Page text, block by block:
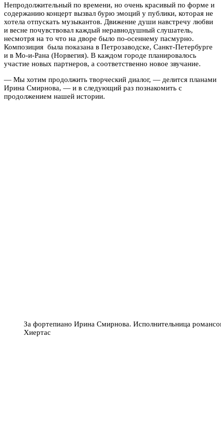
Непродолжительный по времени, но очень красивый по форме и
содержанию концерт вызвал бурю эмоций у публики, которая не
хотела отпускать музыкантов. Движение души навстречу любви
и весне почувствовал каждый неравнодушный слушатель,
несмотря на то что на дворе было по-осеннему пасмурно.
Композиция была показана в Петрозаводске, Санкт-Петербурге
и в Мо-и-Рана (Норвегия). В каждом городе планировалось
участие новых партнеров, а соответственно новое звучание.
— Мы хотим продолжить творческий диалог, — делится планами
Ирина Смирнова, — и в следующий раз познакомить с
продолжением нашей истории.
За фортепиано Ирина Смирнова. Исполнительница
Хиертас